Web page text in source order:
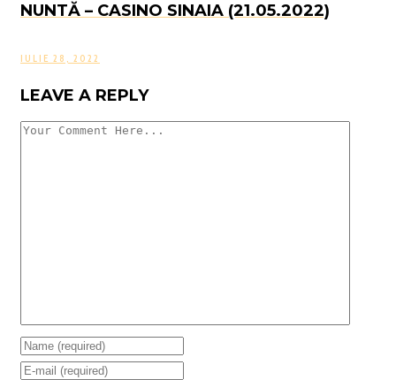
NUNTĂ – CASINO SINAIA (21.05.2022)
IULIE 28, 2022
LEAVE A REPLY